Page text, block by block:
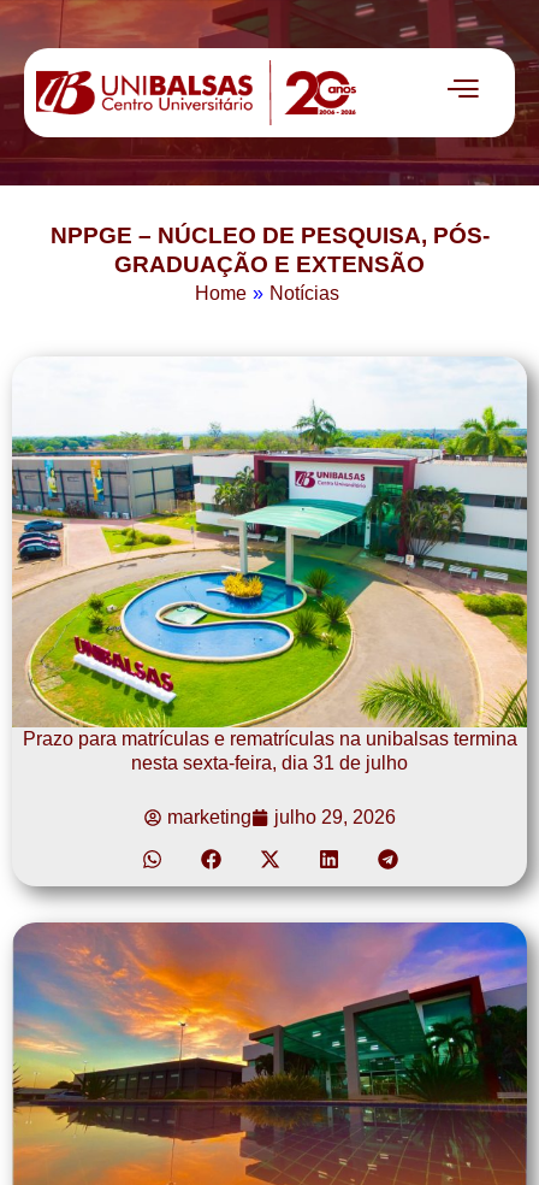
NPPGE – NÚCLEO DE PESQUISA, PÓS-
GRADUAÇÃO E EXTENSÃO
Home » Notícias
Prazo para matrículas e rematrículas na unibalsas termina
nesta sexta-feira, dia 31 de julho
marketing julho 29, 2026